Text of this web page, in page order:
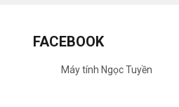
FACEBOOK
Máy tính Ngọc Tuyền